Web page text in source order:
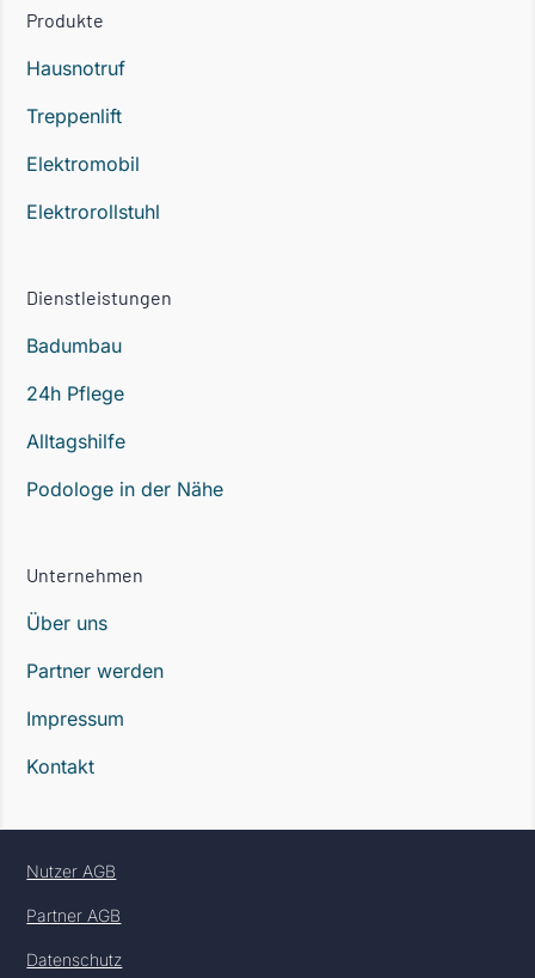
Produkte
Hausnotruf
Treppenlift
Elektromobil
Elektrorollstuhl
Dienstleistungen
Badumbau
24h Pflege
Alltagshilfe
Podologe in der Nähe
Unternehmen
Über uns
Partner werden
Impressum
Kontakt
Nutzer AGB
Partner AGB
Datenschutz